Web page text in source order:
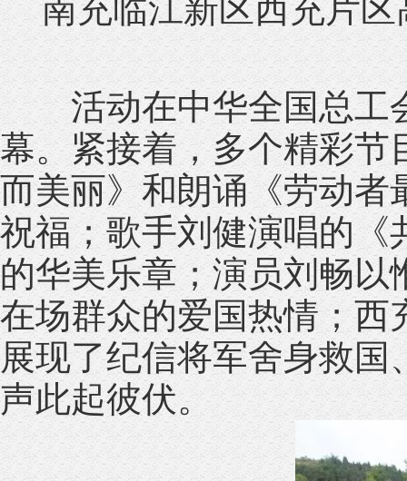
南充临江新区西充片
活动在中华全国总工
幕。紧接着，多个精彩节
而美丽》和朗诵《劳动者
祝福；歌手刘健演唱的《
的华美乐章；演员刘畅
在场群众的爱国热情；西
展现了纪信将军舍身救
声此起彼伏。